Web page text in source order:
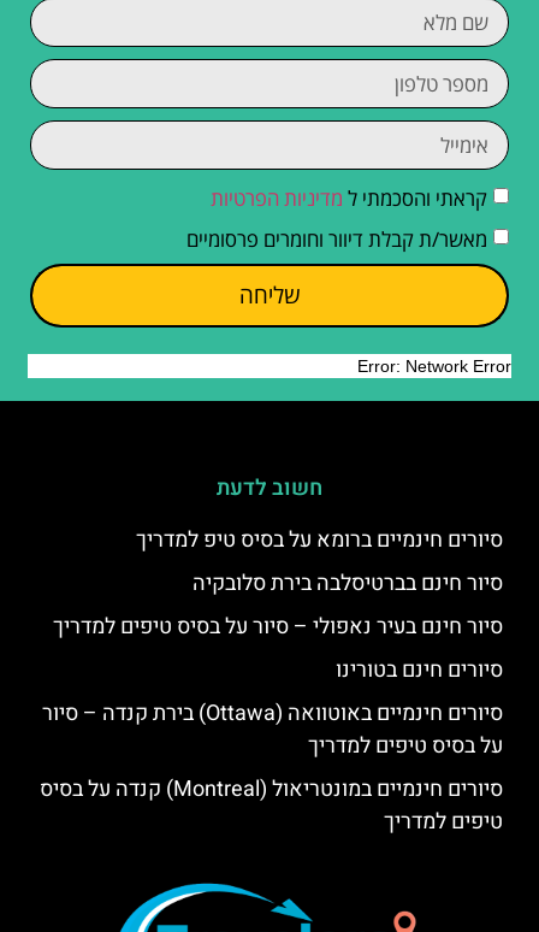
קראתי והסכמתי ל מדיניות הפרטיות
מאשר/ת קבלת דיוור וחומרים פרסומיים
שליחה
חשוב לדעת
סיורים חינמיים ברומא על בסיס טיפ למדריך
סיור חינם בברטיסלבה בירת סלובקיה
סיור חינם בעיר נאפולי – סיור על בסיס טיפים למדריך
סיורים חינם בטורינו
סיורים חינמיים באוטוואה (Ottawa) בירת קנדה – סיור
על בסיס טיפים למדריך
סיורים חינמיים במונטריאול (Montreal) קנדה על בסיס
טיפים למדריך